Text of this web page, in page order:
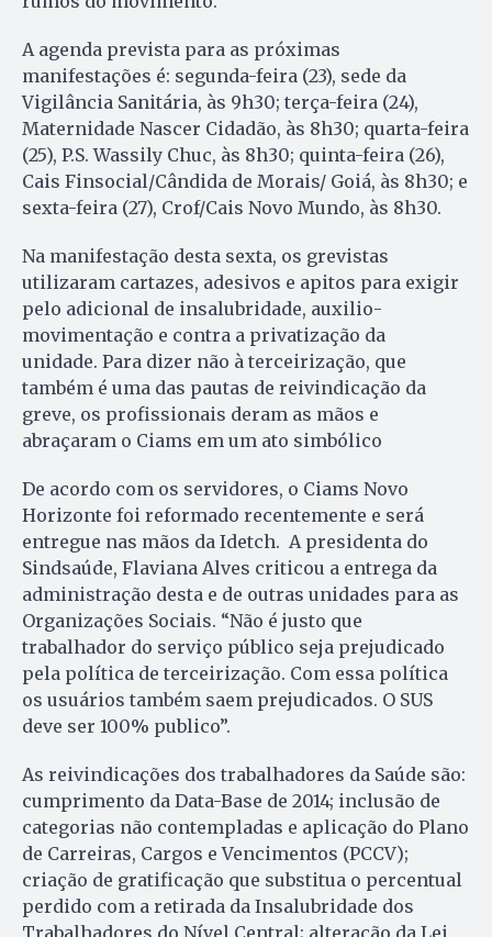
A agenda prevista para as próximas
manifestações é: segunda-feira (23), sede da
Vigilância Sanitária, às 9h30; terça-feira (24),
Maternidade Nascer Cidadão, às 8h30; quarta-feira
(25), P.S. Wassily Chuc, às 8h30; quinta-feira (26),
Cais Finsocial/Cândida de Morais/ Goiá, às 8h30; e
sexta-feira (27), Crof/Cais Novo Mundo, às 8h30.
Na manifestação desta sexta, os grevistas
utilizaram cartazes, adesivos e apitos para exigir
pelo adicional de insalubridade, auxilio-
movimentação e contra a privatização da
unidade. Para dizer não à terceirização, que
também é uma das pautas de reivindicação da
greve, os profissionais deram as mãos e
abraçaram o Ciams em um ato simbólico
De acordo com os servidores, o Ciams Novo
Horizonte foi reformado recentemente e será
entregue nas mãos da Idetch. A presidenta do
Sindsaúde, Flaviana Alves criticou a entrega da
administração desta e de outras unidades para as
Organizações Sociais. “Não é justo que
trabalhador do serviço público seja prejudicado
pela política de terceirização. Com essa política
os usuários também saem prejudicados. O SUS
deve ser 100% publico”.
As reivindicações dos trabalhadores da Saúde são:
cumprimento da Data-Base de 2014; inclusão de
categorias não contempladas e aplicação do Plano
de Carreiras, Cargos e Vencimentos (PCCV);
criação de gratificação que substitua o percentual
perdido com a retirada da Insalubridade dos
Trabalhadores do Nível Central; alteração da Lei